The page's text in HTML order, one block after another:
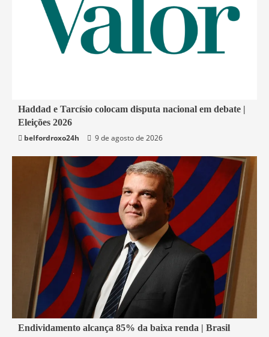
1 min read
Economia
Haddad e Tarcísio colocam disputa nacional em debate |
Eleições 2026
belfordroxo24h
9 de agosto de 2026
5 min read
Endividamento alcança 85% da baixa renda | Brasil